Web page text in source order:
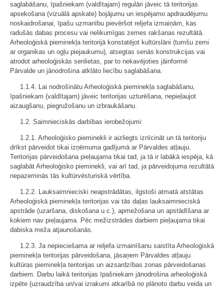
saglabāšanu, īpašniekam (valdītajam) regulāri jāveic tā teritorijas
apsekošana (vizuālā apskate) bojājumu un iespējamo apdraudējumu
noskaidrošanai, īpašu uzmanību pievēršot reljefa izmaiņām, kas
radušās dabas procesu vai nelikumīgas zemes rakšanas rezultātā.
Arheoloģiskā pieminekļa teritorijā konstatējot kultūrslāni (tumšu zemi
ar organikas un ogļu piejaukumu), atsegtas senās konstrukcijas vai
atrodot arheoloģiskās senlietas, par to nekavējoties jāinformē
Pārvalde un jānodrošina atklāto liecību saglabāšana.
1.1.4. Lai nodrošinātu Arheoloģiskā pieminekļa saglabāšanu,
īpašniekam (valdītajam) jāveic teritorijas uzturēšana, nepieļaujot
aizaugšanu, piegružošanu un izbraukāšanu.
1.2. Saimnieciskās darbības ierobežojumi:
1.2.1. Arheoloģisko pieminekli ir aizliegts iznīcināt un tā teritoriju
drīkst pārveidot tikai izņēmuma gadījumā ar Pārvaldes atļauju.
Teritorijas pārveidošana pieļaujama tikai tad, ja tā ir labākā iespēja, kā
saglabāt Arheoloģisko pieminekli, vai arī tad, ja pārveidojuma rezultātā
nepazeminās tās kultūrvēsturiskā vērtība.
1.2.2. Lauksaimnieciski neapstrādātas, ilgstoši atmatā atstātas
Arheoloģiskā pieminekļa teritorijas vai tās daļas lauksaimnieciskā
apstrāde (uzaršana, diskošana u.c.), apmežošana un apstādīšana ar
kokiem nav pieļaujama. Pēc mežizstrādes darbiem pieļaujama tikai
dabiska meža atjaunošanās.
1.2.3. Ja nepieciešama ar reljefa izmainīšanu saistīta Arheoloģiskā
pieminekļa teritorijas pārveidošana, jāsaņem Pārvaldes atļauju
kultūras pieminekļa teritorijas un aizsardzības zonas pārveidošanas
darbiem. Darbu laikā teritorijas īpašniekam jānodrošina arheoloģiskā
izpēte (uzraudzība un/vai izrakumi atkarībā no plānoto darbu veida un